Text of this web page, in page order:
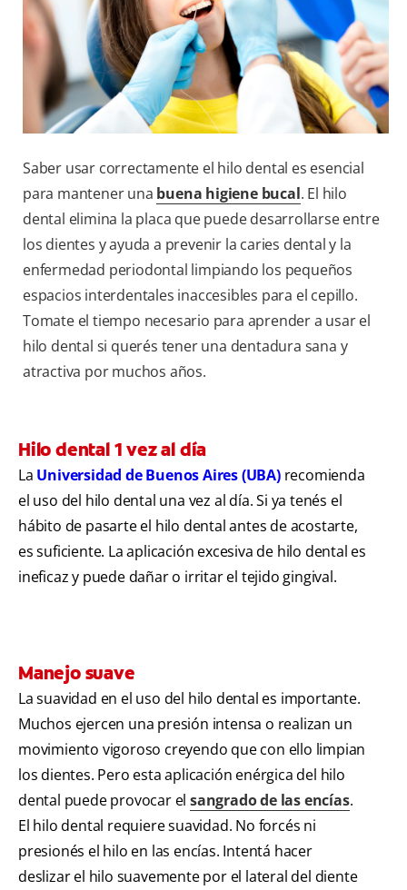
UY (ES)
SUSCRIBITE
Saber usar correctamente el hilo dental es esencial
para mantener una buena higiene bucal. El hilo
dental elimina la placa que puede desarrollarse entre
los dientes y ayuda a prevenir la caries dental y la
enfermedad periodontal limpiando los pequeños
espacios interdentales inaccesibles para el cepillo.
Tomate el tiempo necesario para aprender a usar el
hilo dental si querés tener una dentadura sana y
atractiva por muchos años.
Hilo dental 1 vez al día
La Universidad de Buenos Aires (UBA)recomienda
el uso del hilo dental una vez al día. Si ya tenés el
hábito de pasarte el hilo dental antes de acostarte,
es suficiente. La aplicación excesiva de hilo dental es
ineficaz y puede dañar o irritar el tejido gingival.
Manejo suave
La suavidad en el uso del hilo dental es importante.
Muchos ejercen una presión intensa o realizan un
movimiento vigoroso creyendo que con ello limpian
los dientes. Pero esta aplicación enérgica del hilo
dental puede provocar elsangrado de las encías.
El hilo dental requiere suavidad. No forcés ni
presionés el hilo en las encías. Intentá hacer
deslizar el hilo suavemente por el lateral del diente